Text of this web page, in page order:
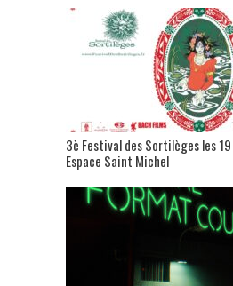
3è Festival des Sortilèges les
Espace Saint Michel